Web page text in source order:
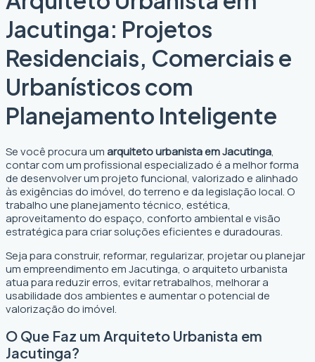
Jacutinga: Projetos
Residenciais, Comerciais e
Urbanísticos com
Planejamento Inteligente
Se você procura umarquiteto urbanista em Jacutinga,
contar com um profissional especializado é a melhor forma
de desenvolver um projeto funcional, valorizado e alinhado
às exigências do imóvel, do terreno e da legislação local. O
trabalho une planejamento técnico, estética,
aproveitamento do espaço, conforto ambiental e visão
estratégica para criar soluções eficientes e duradouras.
Seja para construir, reformar, regularizar, projetar ou planejar
um empreendimento em Jacutinga, o arquiteto urbanista
atua para reduzir erros, evitar retrabalhos, melhorar a
usabilidade dos ambientes e aumentar o potencial de
valorização do imóvel.
O Que Faz um Arquiteto Urbanista em
Jacutinga?